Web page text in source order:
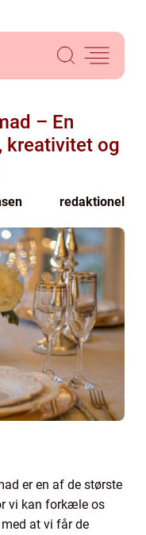
– En
kreativitet og
redaktionel
er en af de største
vi kan forkæle os
at vi får de